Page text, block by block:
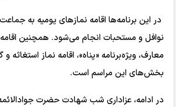
در این برنامه‌ها اقامه نماز‌های یومیه به
نوافل و مستحبات انجام می‌شود. همچنین اقامه
معارف، ویژه‌برنامه «پناه»، اقامه نماز استغاثه و
بخش‌های این مراسم است.
در ادامه، عزاداری شب شهادت حضرت